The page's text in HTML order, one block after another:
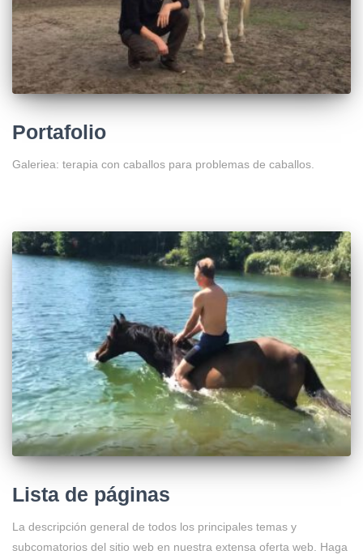
Portafolio
Galeriea: terapia con caballos para problemas de caballos.
Lista de páginas
La descripción general de todos los principales temas y
subcomatorios del sitio web en nuestra extensa oferta web. Haga